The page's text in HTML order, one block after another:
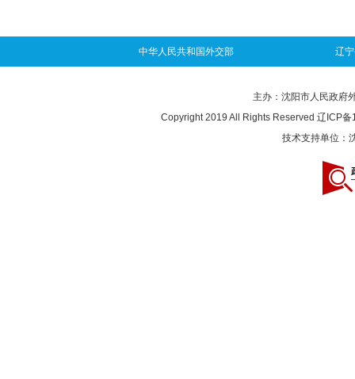
中华人民共和国外交部 辽
主办：沈阳市人民政府
Copyright 2019 All Rights Reserved 辽ICP备
技术支持单位：